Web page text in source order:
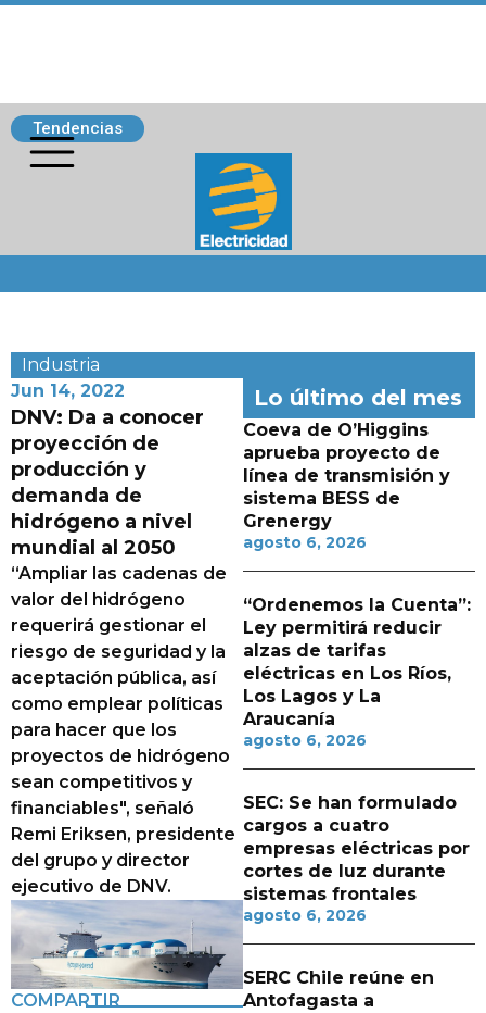
Tendencias
Industria
Jun 14, 2022
DNV: Da a conocer
proyección de
producción y
demanda de
hidrógeno a nivel
mundial al 2050
“Ampliar las cadenas de
valor del hidrógeno
requerirá gestionar el
riesgo de seguridad y la
aceptación pública, así
como emplear políticas
para hacer que los
proyectos de hidrógeno
sean competitivos y
financiables", señaló
Remi Eriksen, presidente
del grupo y director
ejecutivo de DNV.
COMPARTIR
Lo último del mes
Coeva de O’Higgins
aprueba proyecto de
línea de transmisión y
sistema BESS de
Grenergy
agosto 6, 2026
“Ordenemos la Cuenta”:
Ley permitirá reducir
alzas de tarifas
eléctricas en Los Ríos,
Los Lagos y La
Araucanía
agosto 6, 2026
SEC: Se han formulado
cargos a cuatro
empresas eléctricas por
cortes de luz durante
sistemas frontales
agosto 6, 2026
SERC Chile reúne en
Antofagasta a